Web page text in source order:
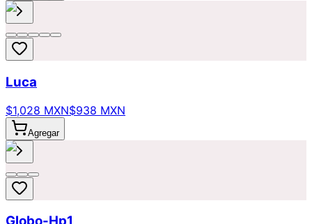
Luca
$1,028 MXN$938 MXN
Agregar